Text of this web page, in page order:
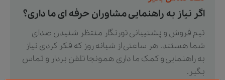
اگر نیاز به راهنمایی مشاوران حرفه ای ما داری؟
تیم فروش و پشتیبانی تورنگار منتظر شنیدن صدای
شما هستند. هر ساعتی از شبانه روز که فکر کردی نیاز
به راهنمایی و کمک ما داری همونجا تلفن بردار و تماس
بگیر.